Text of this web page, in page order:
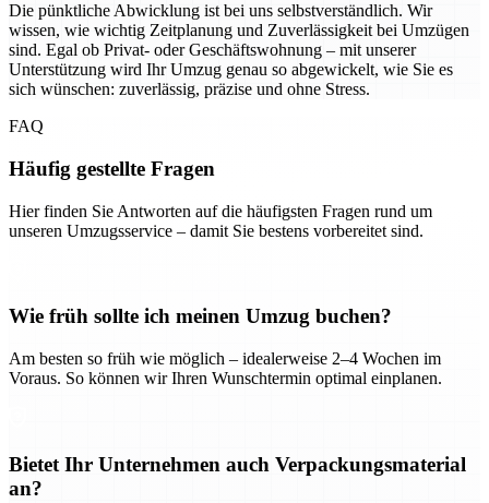
Die pünktliche Abwicklung ist bei uns selbstverständlich. Wir
wissen, wie wichtig Zeitplanung und Zuverlässigkeit bei Umzügen
sind. Egal ob Privat- oder Geschäftswohnung – mit unserer
Unterstützung wird Ihr Umzug genau so abgewickelt, wie Sie es
sich wünschen: zuverlässig, präzise und ohne Stress.
FAQ
Häufig gestellte Fragen
Hier finden Sie Antworten auf die häufigsten Fragen rund um
unseren Umzugsservice – damit Sie bestens vorbereitet sind.
Wie früh sollte ich meinen Umzug buchen?
Am besten so früh wie möglich – idealerweise 2–4 Wochen im
Voraus. So können wir Ihren Wunschtermin optimal einplanen.
Bietet Ihr Unternehmen auch Verpackungsmaterial
an?